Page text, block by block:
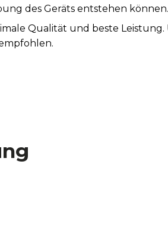
des Geräts entstehen können.
Qualität und beste